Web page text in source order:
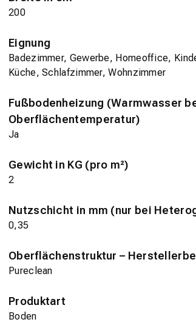
200
Eignung
Badezimmer, Gewerbe, Homeoffice,
Küche, Schlafzimmer, Wohnzimmer
Fußbodenheizung (Warmwasser
Oberflächentemperatur)
Ja
Gewicht in KG (pro m²)
2
Nutzschicht in mm (nur bei
0,35
Oberflächenstruktur –
Pureclean
Produktart
Boden